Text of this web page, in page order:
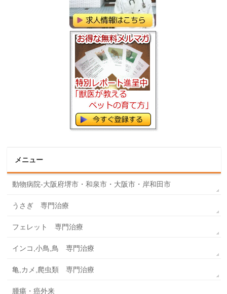
メニュー
動物病院-大阪府堺市・和泉市・大阪市・岸和田市
うさぎ 専門治療
フェレット 専門治療
インコ,小鳥,鳥 専門治療
亀,カメ,爬虫類 専門治療
腫瘍・癌外来